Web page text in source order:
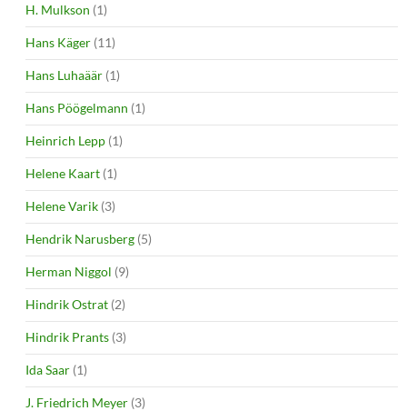
H. Mulkson (1)
Hans Käger (11)
Hans Luhaäär (1)
Hans Pöögelmann (1)
Heinrich Lepp (1)
Helene Kaart (1)
Helene Varik (3)
Hendrik Narusberg (5)
Herman Niggol (9)
Hindrik Ostrat (2)
Hindrik Prants (3)
Ida Saar (1)
J. Friedrich Meyer (3)